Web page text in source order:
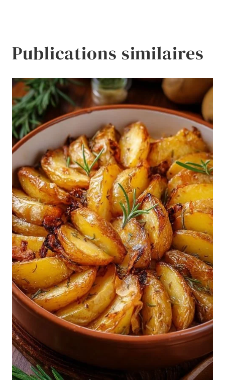
Publications similaires